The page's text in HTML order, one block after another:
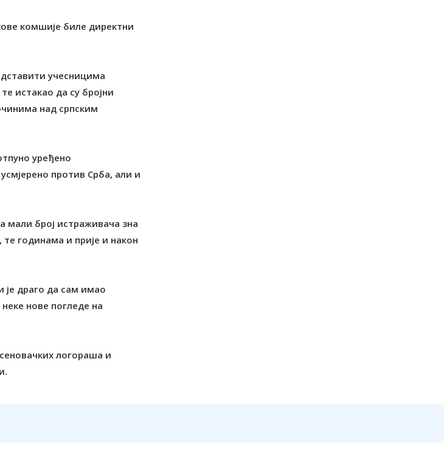
комшије биле директни
учесницима
истакао да су бројни
над српским
уређено
против Срба, али и
мали број истраживача зна
те годинама и прије и након
је драго да сам имао
нове погледе на
логораша и